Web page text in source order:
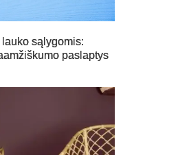
sąlygomis:
paslaptys